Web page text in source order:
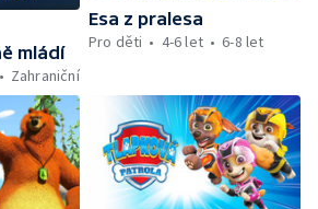
mládí
Zahraniční
Esa z pralesa
Pro děti
4-6 let 6-8 let